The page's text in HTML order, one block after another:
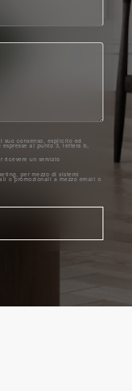
suo consenso, esplicito ed
al punto 3, lettera b,
ricevere un servizio
per mezzo di sistemi
o promozionali a mezzo email o